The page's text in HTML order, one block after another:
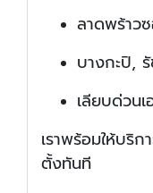
ลาดพร้าว
บางกะปิ,
เลียบด่วน
เราพร้อมให้บริ
ตั้งทันที